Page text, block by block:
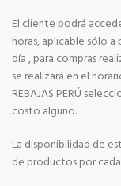
El cliente podrá
horas, aplicable sólo
día , para compras
se realizará en el
REBAJAS PERÚ
costo alguno.
La disponibilidad de
de productos por cada